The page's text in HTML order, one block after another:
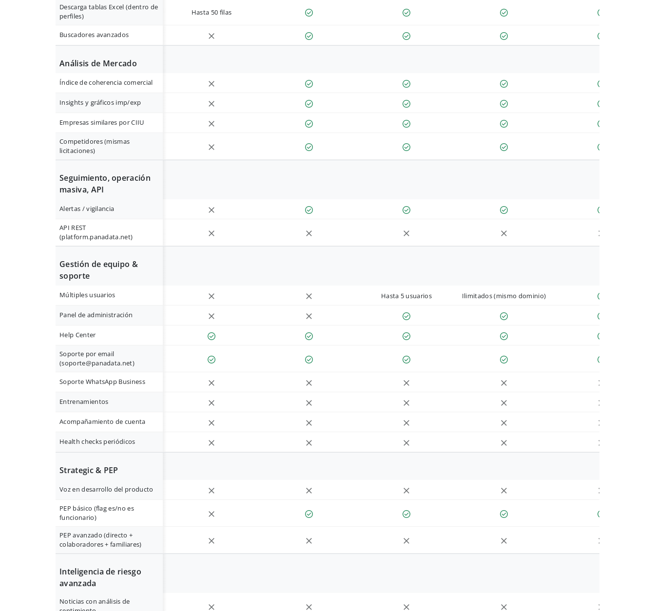
Descarga tablas Excel (dentro de
perfiles)
Hasta 50 filas
Buscadores avanzados
Análisis de Mercado
Índice de coherencia comercial
Insights y gráficos imp/exp
Empresas similares por CIIU
Competidores (mismas
licitaciones)
Seguimiento, operación
masiva, API
Alertas / vigilancia
API REST
(platform.panadata.net)
Gestión de equipo &
soporte
Múltiples usuarios Hasta 5 usuarios Ilimitados (mismo dominio)
Panel de administración
Help Center
Soporte por email
(soporte@panadata.net)
Soporte WhatsApp Business
Entrenamientos
Acompañamiento de cuenta
Health checks periódicos
Strategic & PEP
Voz en desarrollo del producto
PEP básico (flag es/no es
funcionario)
PEP avanzado (directo +
colaboradores + familiares)
Inteligencia de riesgo
avanzada
Noticias con análisis de